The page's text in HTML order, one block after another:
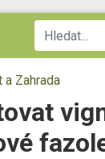
a Zahrada